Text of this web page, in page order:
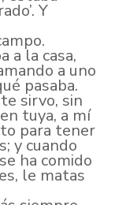
Y
a la casa,
a uno
pasaba.
sirvo, sin
tuya, a mí
para tener
y cuando
ha comido
le matas